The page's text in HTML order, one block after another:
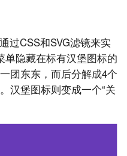
过CSS和SVG滤镜来实
单隐藏在标有汉堡图标的
团东东，而后分解成4个
汉堡图标则变成一个“关